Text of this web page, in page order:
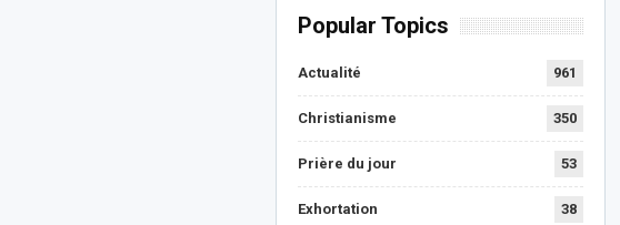
Popular Topics
Actualité 961
Christianisme 350
Prière du jour 53
Exhortation 38